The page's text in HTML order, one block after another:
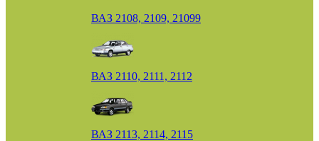
ВАЗ 2108, 2109, 21099
ВАЗ 2110, 2111, 2112
ВАЗ 2113, 2114, 2115